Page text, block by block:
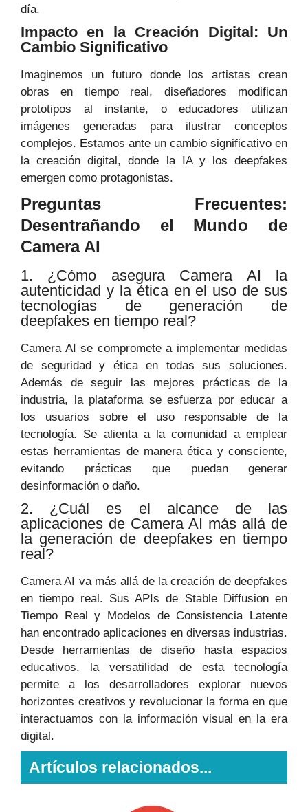
día.
Impacto en la Creación Digital: Un
Cambio Significativo
Imaginemos un futuro donde los artistas crean
obras en tiempo real, diseñadores modifican
prototipos al instante, o educadores utilizan
imágenes generadas para ilustrar conceptos
complejos. Estamos ante un cambio significativo en
la creación digital, donde la IA y los deepfakes
emergen como protagonistas.
Preguntas Frecuentes:
Desentrañando el Mundo de
Camera AI
1. ¿Cómo asegura Camera AI la
autenticidad y la ética en el uso de sus
tecnologías de generación de
deepfakes en tiempo real?
Camera AI se compromete a implementar medidas
de seguridad y ética en todas sus soluciones.
Además de seguir las mejores prácticas de la
industria, la plataforma se esfuerza por educar a
los usuarios sobre el uso responsable de la
tecnología. Se alienta a la comunidad a emplear
estas herramientas de manera ética y consciente,
evitando prácticas que puedan generar
desinformación o daño.
2. ¿Cuál es el alcance de las
aplicaciones de Camera AI más allá de
la generación de deepfakes en tiempo
real?
Camera AI va más allá de la creación de deepfakes
en tiempo real. Sus APIs de Stable Diffusion en
Tiempo Real y Modelos de Consistencia Latente
han encontrado aplicaciones en diversas industrias.
Desde herramientas de diseño hasta espacios
educativos, la versatilidad de esta tecnología
permite a los desarrolladores explorar nuevos
horizontes creativos y revolucionar la forma en que
interactuamos con la información visual en la era
digital.
Artículos relacionados...